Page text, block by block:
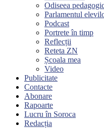
Odiseea
Parlamentul
Podcast
Portrete în timp
Reflecții
Reteta ZN
Școala mea
Video
Publicitate
Contacte
Abonare
Rapoarte
Lucru în Soroca
Redacția